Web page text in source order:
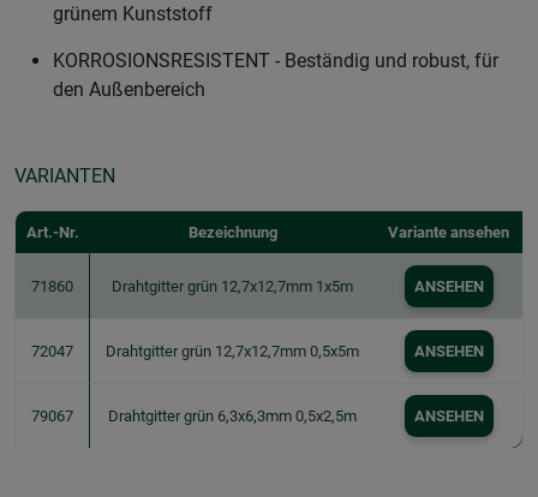
grünem Kunststoff
KORROSIONSRESISTENT - Beständig und robust, für
den Außenbereich
VARIANTEN
Art.-Nr. Bezeichnung Variante ansehen
71860 Drahtgitter grün 12,7x12,7mm 1x5m ANSEHEN
72047 Drahtgitter grün 12,7x12,7mm 0,5x5m ANSEHEN
79067 Drahtgitter grün 6,3x6,3mm 0,5x2,5m ANSEHEN